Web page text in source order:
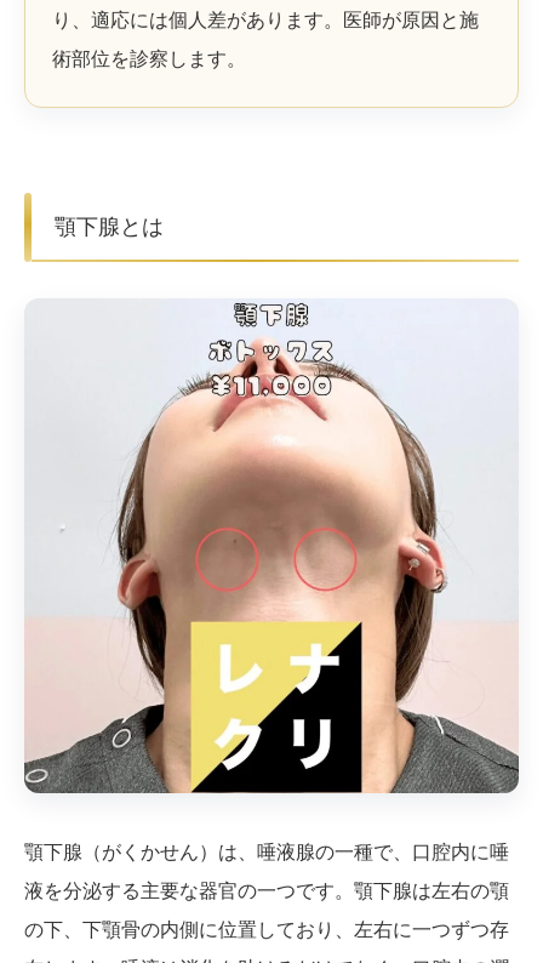
り、適応には個人差があります。医師が原因と施
術部位を診察します。
顎下腺とは
顎下腺（がくかせん）は、唾液腺の一種で、口腔内に唾
液を分泌する主要な器官の一つです。顎下腺は左右の顎
の下、下顎骨の内側に位置しており、左右に一つずつ存